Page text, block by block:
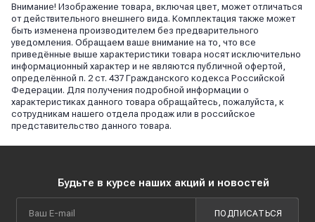
Внимание! Изображение товара, включая цвет, может отличаться
от действительного внешнего вида. Комплектация также может
быть изменена производителем без предварительного
уведомления. Обращаем ваше внимание на то, что все
приведённые выше характеристики товара носят исключительно
информационный характер и не являются публичной офертой,
определённой п. 2 ст. 437 Гражданского кодекса Российской
Федерации. Для получения подробной информации о
характеристиках данного товара обращайтесь, пожалуйста, к
сотрудникам нашего отдела продаж или в российское
представительство данного товара.
Будьте в курсе наших акций и новостей
ПОДПИСАТЬСЯ